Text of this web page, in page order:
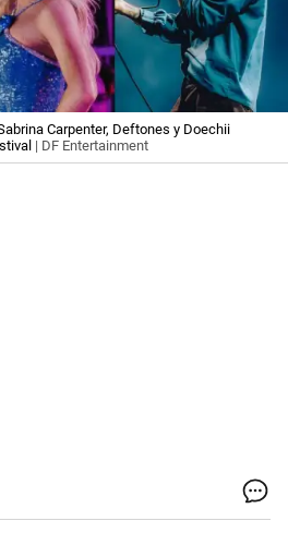
Carpenter, Deftones y Doechii
| DF Entertainment